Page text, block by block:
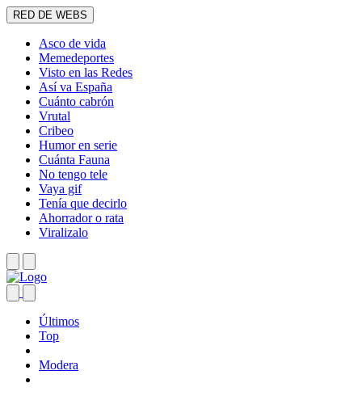
RED DE WEBS
Asco de vida
Memedeportes
Visto en las Redes
Así va España
Cuánto cabrón
Vrutal
Cribeo
Humor en serie
Cuánta Fauna
No tengo tele
Vaya gif
Tenía que decirlo
Ahorrador o rata
Viralizalo
Últimos
Top
Modera